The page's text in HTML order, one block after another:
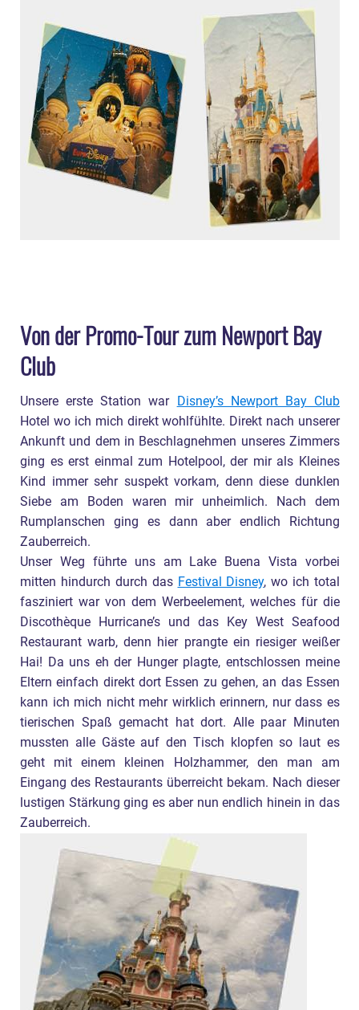
Von der Promo-Tour zum Newport Bay
Club
Unsere erste Station war
Disney’s Newport Bay Club
Hotel wo ich mich direkt wohlfühlte. Direkt nach unserer
Ankunft und dem in Beschlagnehmen unseres Zimmers
ging es erst einmal zum Hotelpool, der mir als Kleines
Kind immer sehr suspekt vorkam, denn diese dunklen
Siebe am Boden waren mir unheimlich. Nach dem
Rumplanschen ging es dann aber endlich Richtung
Zauberreich.
Unser Weg führte uns am Lake Buena Vista vorbei
mitten hindurch durch das Festival Disney, wo ich total
fasziniert war von dem Werbeelement, welches für die
Discothèque Hurricane’s und das Key West Seafood
Restaurant warb, denn hier prangte ein riesiger weißer
Hai! Da uns eh der Hunger plagte, entschlossen meine
Eltern einfach direkt dort Essen zu gehen, an das Essen
kann ich mich nicht mehr wirklich erinnern, nur dass es
tierischen Spaß gemacht hat dort. Alle paar Minuten
mussten alle Gäste auf den Tisch klopfen so laut es
geht mit einem kleinen Holzhammer, den man am
Eingang des Restaurants überreicht bekam. Nach dieser
lustigen Stärkung ging es aber nun endlich hinein in das
Zauberreich.